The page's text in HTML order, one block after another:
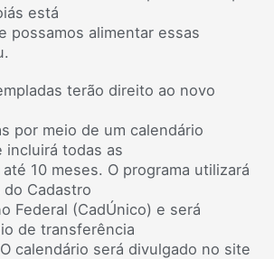
está
possamos alimentar essas
terão direito ao novo
por meio de um calendário
incluirá todas as
10 meses. O programa utilizará
Cadastro
Federal (CadÚnico) e será
de transferência
calendário será divulgado no site